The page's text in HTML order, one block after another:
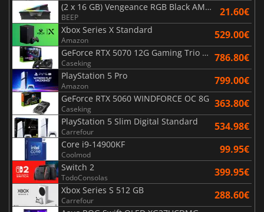
(2 x 16 GB) Vengeance RGB Black AMD Expo 6000 MHz - CAS 30
BEEP 21.60€
Xbox Series X Standard
Amazon 529.00€
GeForce RTX 5070 12G Gaming Trio OC Black
Caseking 786.80€
PlayStation 5 Pro
Amazon 799.00€
GeForce RTX 5060 WINDFORCE OC 8G
Caseking 363.80€
PlayStation 5 Slim Digital Standard
Carrefour 534.98€
Core i9-14900KF
Coolmod 99.95€
Switch 2
TodoConsolas 399.95€
Xbox Series S 512 GB
Carrefour 288.60€